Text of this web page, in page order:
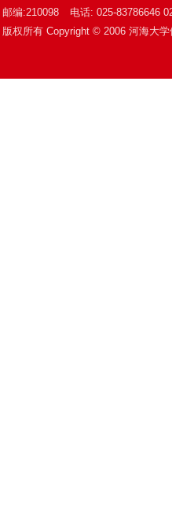
邮编:210098
电话: 025-83786646
版权所有 Copyright © 2006 河海大